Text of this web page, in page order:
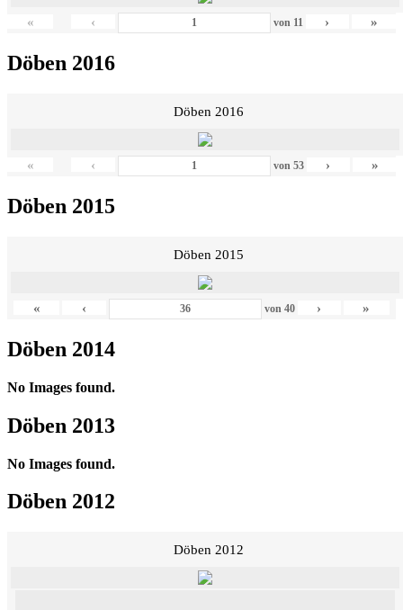
« ‹ von 11 › »
Döben 2016
Döben 2016
« ‹ von 53 › »
Döben 2015
Döben 2015
« ‹ von 40 › »
Döben 2014
No Images found.
Döben 2013
No Images found.
Döben 2012
Döben 2012